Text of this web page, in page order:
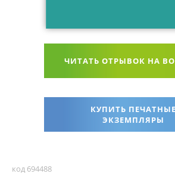
ЧИТАТЬ ОТРЫВОК НА
КУПИТЬ ПЕЧАТНЫЕ
ЭКЗЕМПЛЯРЫ
код 694488